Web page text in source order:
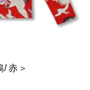
/赤＞